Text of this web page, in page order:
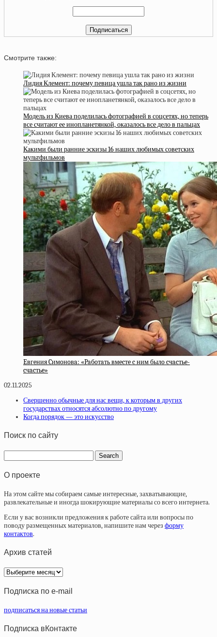
Смотрите также:
Лидия Клемент: почему певица ушла так рано из жизни
Модель из Киева поделилась фотографией в соцсетях, но теперь
все считают ее инопланетянкой, оказалось все дело в пальцах
Какими были ранние эскизы 16 наших любимых советских
мультфильмов
Eвгeния Cимoнoвa: «Paбoтaть вмecтe c ним былo cчacтьe-
cчacтьe»
02.11.2025
Свершенно обычные для нас вещи, к которым в других
государствах относятся абсолютно по другому
Когда порядок — это искусство
Поиск по сайту
О проекте
На этом сайте мы собираем самые интересные, захватывающие,
развлекательные и иногда шокирующие материалы со всего интернета.
Если у вас возникли предложения к работе сайта или вопросы по
поводу размещенных материалов, напишите нам через форму
контактов.
Архив статей
Архив
статей
Подписка по e-mail
подписаться на новые статьи
Подписка вКонтакте